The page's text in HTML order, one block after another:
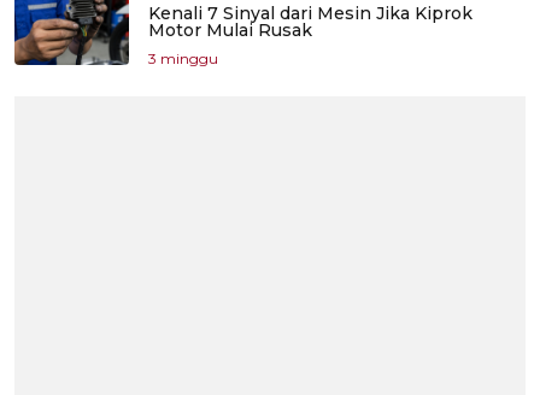
Kenali 7 Sinyal dari Mesin Jika Kiprok
Motor Mulai Rusak
3 minggu